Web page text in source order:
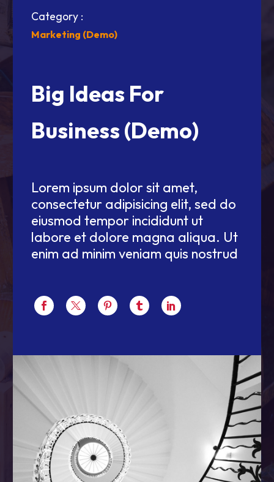
Category :
Marketing (Demo)
Big Ideas For
Business (Demo)
Lorem ipsum dolor sit amet,
consectetur adipisicing elit, sed do
eiusmod tempor incididunt ut
labore et dolore magna aliqua. Ut
enim ad minim veniam quis nostrud